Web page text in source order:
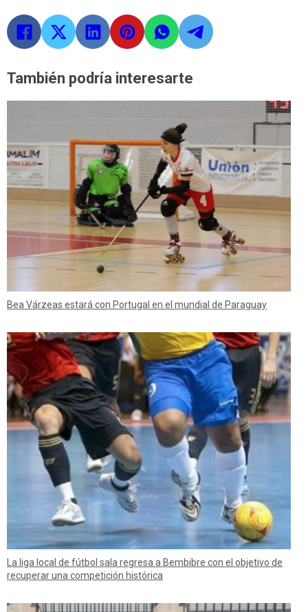
También podría interesarte
Bea Várzeas estará con Portugal en el mundial de Paraguay
La liga local de fútbol sala regresa a Bembibre con el objetivo de
recuperar una competición histórica